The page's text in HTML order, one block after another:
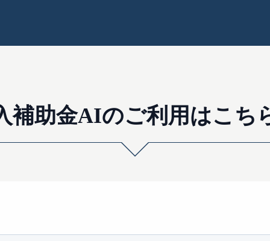
補助金AIのご利用はこち